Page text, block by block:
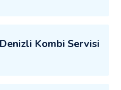
Kombi Servisi